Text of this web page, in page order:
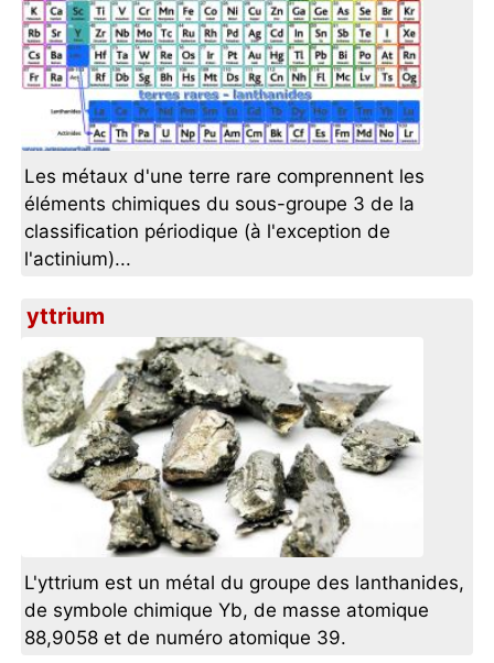
Les métaux d'une terre rare comprennent les
éléments chimiques du sous-groupe 3 de la
classification périodique (à l'exception de
l'actinium)...
yttrium
L'yttrium est un métal du groupe des lanthanides,
de symbole chimique Yb, de masse atomique
88,9058 et de numéro atomique 39.